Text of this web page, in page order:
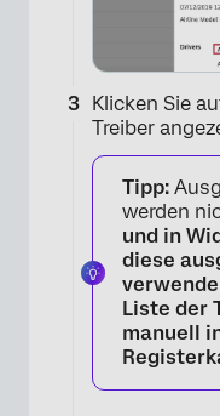
Klicken Sie
Treiber
Tipp:
werden
und in
diese
Liste der
manuell